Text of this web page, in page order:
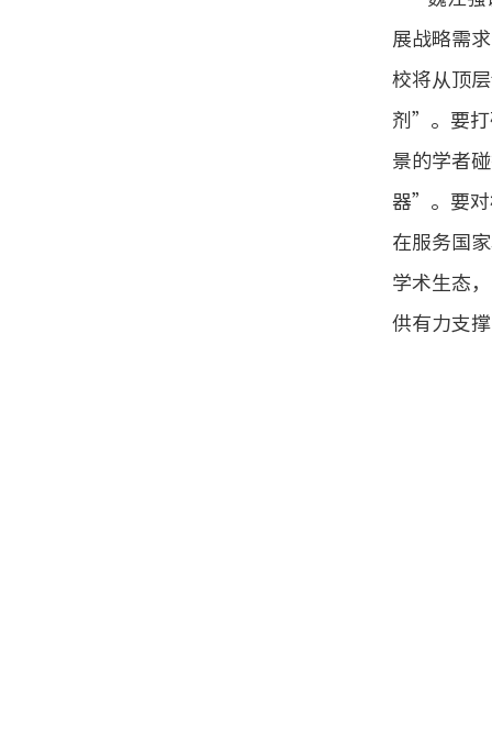
展战略需
校将从顶
剂”。要打
景的学者
器”。要对
在服务国
学术生态
供有力支